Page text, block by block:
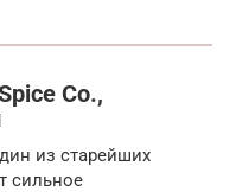
Co.,
из старейших
сильное